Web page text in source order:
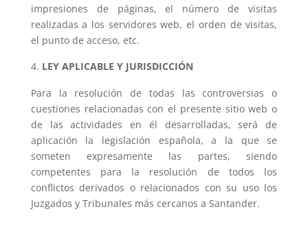
impresiones de páginas, el número de visitas
realizadas a los servidores web, el orden de visitas,
el punto de acceso, etc.
LEY APLICABLE Y JURISDICCIÓN
Para la resolución de todas las controversias o
cuestiones relacionadas con el presente sitio web o
de las actividades en él desarrolladas, será de
aplicación la legislación española, a la que se
someten expresamente las partes, siendo
competentes para la resolución de todos los
conflictos derivados o relacionados con su uso los
Juzgados y Tribunales más cercanos a Santander.